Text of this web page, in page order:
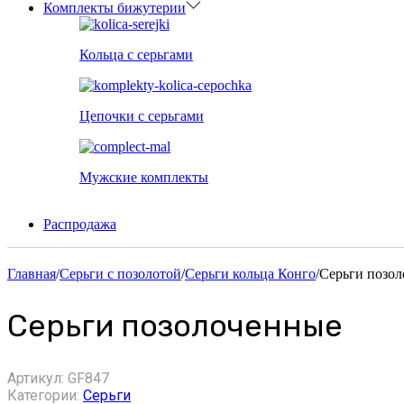
Комплекты бижутерии
Кольца с серьгами
Цепочки с серьгами
Мужские комплекты
Распродажа
Главная/Серьги с позолотой/Серьги кольца Конго/Серьги
Серьги позолоченные
Артикул: GF847
Категории: Серьги